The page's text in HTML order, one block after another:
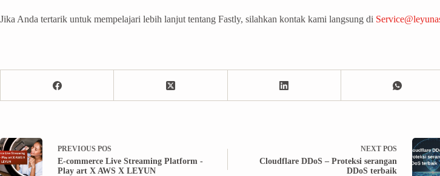
Jika Anda tertarik untuk mempelajari lebih lanjut tentang Fastly, silahkan kontak kami langsung di
PREVIOUS POS
E-commerce Live Streaming Platform -
Play art X AWS X LEYUN
NEXT POS
Cloudflare DDoS – Proteksi serangan
DDoS terbaik